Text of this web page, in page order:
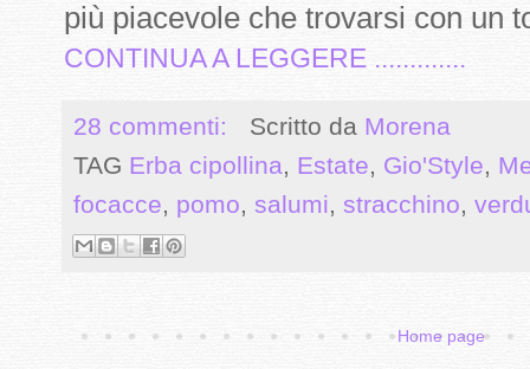
più piacevole che trovarsi con un
CONTINUA A LEGGERE .............
28 commenti: Scritto da Morena
TAG Erba cipollina, Estate, Gio'Style,
focacce, pomo, salumi, stracchino,
Home page